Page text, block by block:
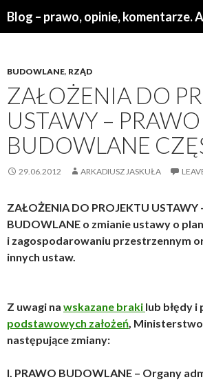
BUDOWLANE, RZĄD
ZAŁOŻENIA DO
USTAWY – PRAWO
BUDOWLANE
29.06.2012 ARKADIUSZ JASKUŁA
ZAŁOŻENIA DO PROJEKTU USTAWY
BUDOWLANE o zmianie ustawy o
i zagospodarowaniu przestrzennym
innych ustaw.
Z uwagi na wskazane braki lub błędy i
podstawowych założeń,
następujące zmiany:
I. PRAWO BUDOWLANE – Organy